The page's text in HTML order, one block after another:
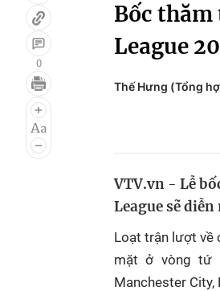
Bóng đá
0
Bốc thăm
League
Thế Hưng (Tổng
VTV.vn - Lễ
League sẽ
Loạt trận lượt về
mặt ở vòng tứ
Manchester City,